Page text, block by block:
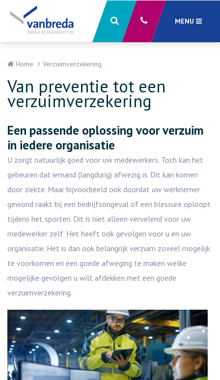
MENU
Home Verzuimverzekering
Van preventie tot een
verzuimverzekering
Een passende oplossing voor verzuim
in iedere organisatie
U zorgt natuurlijk goed voor uw medewerkers. Toch kan het
gebeuren dat iemand (langdurig) afwezig is. Dit kan komen
door ziekte. Maar bijvoorbeeld ook doordat uw werknemer
gewond raakt bij een bedrijfsongeval of een blessure oploopt
tijdens het sporten. Dit is niet alleen vervelend voor uw
medewerker zelf. Het heeft ook gevolgen voor u en uw
organisatie. Het is dan ook belangrijk verzuim zoveel mogelijk
te voorkomen en een goede afweging te maken welke
mogelijke gevolgen u wilt afdekken met een goede
verzuimverzekering.